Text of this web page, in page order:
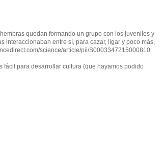
quedan formando un grupo con los juveniles y
interaccionaban entre sí, para cazar, ligar y poco más,
science/article/pii/S0003347215000810
fácil para desarrollar cultura (que hayamos podido